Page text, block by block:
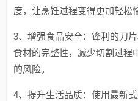
度，让烹饪过程变得更加轻松
3、增强食品安全：锋利的刀
食材的完整性，减少切割过程
的风险。
4、提升生活品质：使用最新